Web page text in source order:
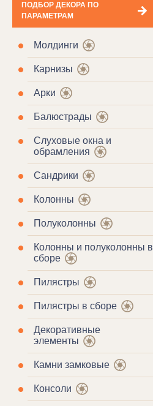
ПОДБОР ДЕКОРА ПО
ПАРАМЕТРАМ
Молдинги
Карнизы
Арки
Балюстрады
Слуховые окна и
обрамления
Сандрики
Колонны
Полуколонны
Колонны и полуколонны в
сборе
Пилястры
Пилястры в сборе
Декоративные
элементы
Камни замковые
Консоли